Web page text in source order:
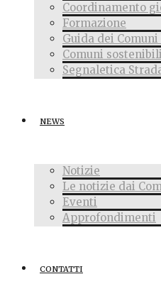
Coordinamento
Formazione
Guida dei
Comuni
Segnaletica
NEWS
Notizie
Le notizie dai
Eventi
Approfondimenti
CONTATTI